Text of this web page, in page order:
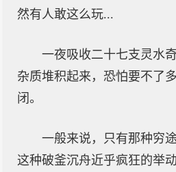
然有人敢这么玩...
一夜吸收二十七支灵水
杂质堆积起来，恐怕要不了
闭。
一般来说，只有那种穷
这种破釜沉舟近乎疯狂的举动